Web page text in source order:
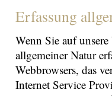
Erfassung
Wenn Sie auf
allgemeiner Natur
Webbrowsers, das
Internet Service